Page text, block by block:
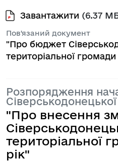
Завантажити (6.37
Пов'язаний документ
"Про бюджет
територіальної громади
Розпорядження
"Про внесення
територіальної
рік"